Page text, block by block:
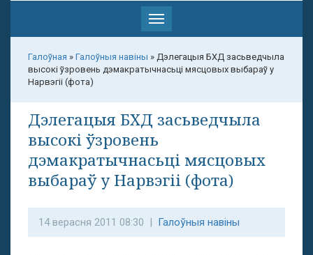
Паказаць
меню
Галоўная » Галоўныя навіны » Дэлегацыя БХД засьведчыла
высокі ўзровень дэмакратычнасьці мясцовых выбараў у
Нарвэгіі (фота)
Дэлегацыя БХД засьведчыла
высокі ўзровень
дэмакратычнасьці мясцовых
выбараў у Нарвэгіі (фота)
14 верасня 2011 08:30 | Галоўныя навіны